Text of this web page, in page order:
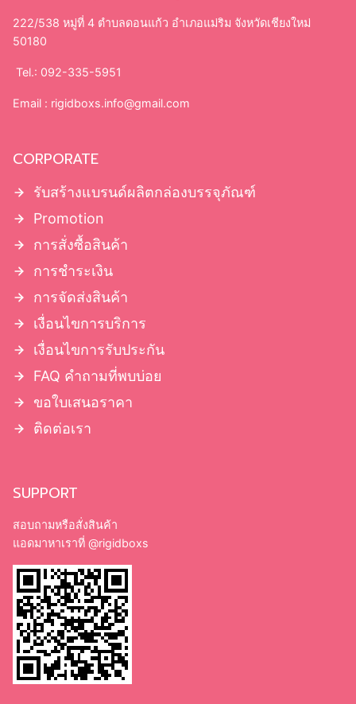
222/538 หมู่ที่ 4 ตำบลดอนแก้ว อำเภอแม่ริม จังหวัดเชียงใหม่
50180
Tel.: 092-335-5951
Email : rigidboxs.info@gmail.com
CORPORATE
รับสร้างแบรนด์ผลิตกล่องบรรจุภัณฑ์
Promotion
การสั่งซื้อสินค้า
การชำระเงิน
การจัดส่งสินค้า
เงื่อนไขการบริการ
เงื่อนไขการรับประกัน
FAQ คำถามที่พบบ่อย
ขอใบเสนอราคา
ติดต่อเรา
SUPPORT
สอบถามหรือสั่งสินค้า
แอดมาหาเราที่ @rigidboxs